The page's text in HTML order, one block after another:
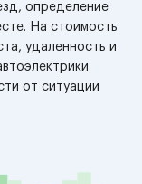
определение
На стоимость
удаленность и
от ситуации